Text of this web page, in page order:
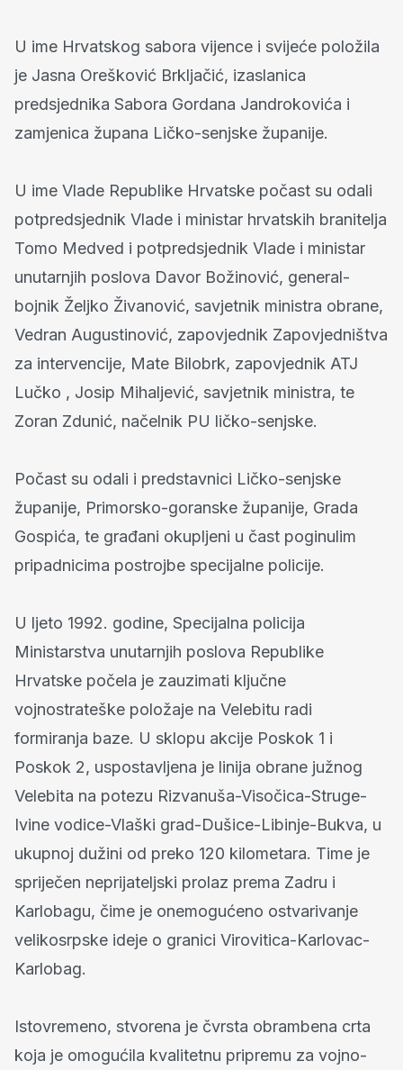
U ime Hrvatskog sabora vijence i svijeće položila
je Jasna Orešković Brkljačić, izaslanica
predsjednika Sabora Gordana Jandrokovića i
zamjenica župana Ličko-senjske županije.
U ime Vlade Republike Hrvatske počast su odali
potpredsjednik Vlade i ministar hrvatskih branitelja
Tomo Medved i potpredsjednik Vlade i ministar
unutarnjih poslova Davor Božinović, general-
bojnik Željko Živanović, savjetnik ministra obrane,
Vedran Augustinović, zapovjednik Zapovjedništva
za intervencije, Mate Bilobrk, zapovjednik ATJ
Lučko , Josip Mihaljević, savjetnik ministra, te
Zoran Zdunić, načelnik PU ličko-senjske.
Počast su odali i predstavnici Ličko-senjske
županije, Primorsko-goranske županije, Grada
Gospića, te građani okupljeni u čast poginulim
pripadnicima postrojbe specijalne policije.
U ljeto 1992. godine, Specijalna policija
Ministarstva unutarnjih poslova Republike
Hrvatske počela je zauzimati ključne
vojnostrateške položaje na Velebitu radi
formiranja baze. U sklopu akcije Poskok 1 i
Poskok 2, uspostavljena je linija obrane južnog
Velebita na potezu Rizvanuša-Visočica-Struge-
Ivine vodice-Vlaški grad-Dušice-Libinje-Bukva, u
ukupnoj dužini od preko 120 kilometara. Time je
spriječen neprijateljski prolaz prema Zadru i
Karlobagu, čime je onemogućeno ostvarivanje
velikosrpske ideje o granici Virovitica-Karlovac-
Karlobag.
Istovremeno, stvorena je čvrsta obrambena crta
koja je omogućila kvalitetnu pripremu za vojno-